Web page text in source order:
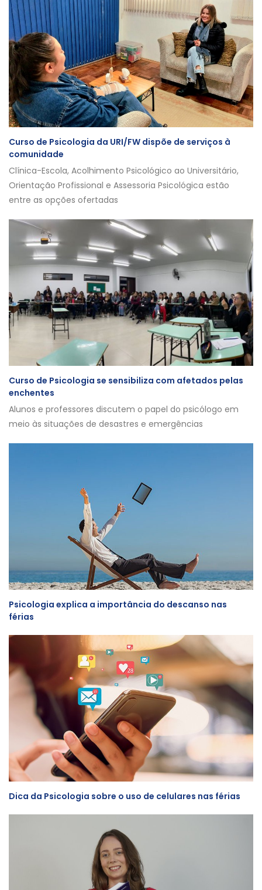
Curso de Psicologia da URI/FW dispõe de serviços à
comunidade
Clínica-Escola, Acolhimento Psicológico ao Universitário,
Orientação Profissional e Assessoria Psicológica estão
entre as opções ofertadas
Curso de Psicologia se sensibiliza com afetados pelas
enchentes
Alunos e professores discutem o papel do psicólogo em
meio às situações de desastres e emergências
Psicologia explica a importância do descanso nas
férias
Dica da Psicologia sobre o uso de celulares nas férias